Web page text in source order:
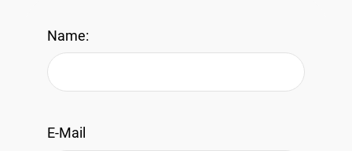
Name:
E-Mail